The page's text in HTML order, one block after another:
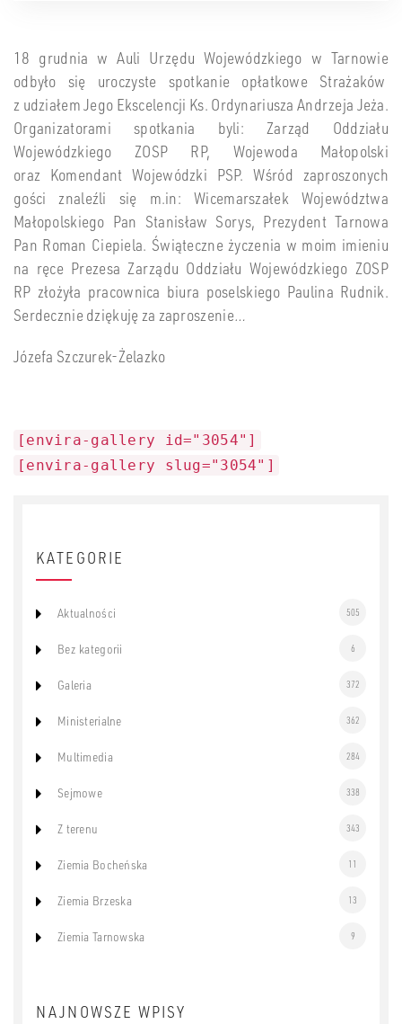
18 grudnia w Auli Urzędu Wojewódzkiego w Tarnowie
odbyło się uroczyste spotkanie opłatkowe Strażaków
z udziałem Jego Ekscelencji Ks. Ordynariusza Andrzeja Jeża.
Organizatorami spotkania byli: Zarząd Oddziału
Wojewódzkiego ZOSP RP, Wojewoda Małopolski
oraz Komendant Wojewódzki PSP. Wśród zaproszonych
gości znaleźli się m.in: Wicemarszałek Województwa
Małopolskiego Pan Stanisław Sorys, Prezydent Tarnowa
Pan Roman Ciepiela. Świąteczne życzenia w moim imieniu
na ręce Prezesa Zarządu Oddziału Wojewódzkiego ZOSP
RP złożyła pracownica biura poselskiego Paulina Rudnik.
Serdecznie dziękuję za zaproszenie…
Józefa Szczurek-Żelazko
[envira-gallery id="3054"]
[envira-gallery slug="3054"]
KATEGORIE
Aktualności 505
Bez kategorii 6
Galeria 372
Ministerialne 362
Multimedia 284
Sejmowe 338
Z terenu 343
Ziemia Bocheńska 11
Ziemia Brzeska 13
Ziemia Tarnowska 9
NAJNOWSZE WPISY